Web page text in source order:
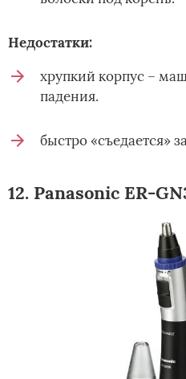
Недостатки:
хрупкий корпус –
падения.
быстро «съедается»
12. Panasonic ER-